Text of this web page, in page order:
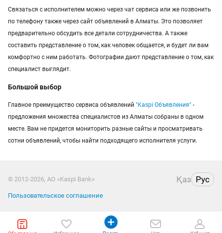
Связаться с исполнителем можно через чат сервиса или же позвонить
по телефону также через сайт объявлений в Алматы. Это позволяет
предварительно обсудить все детали сотрудничества. А также
составить представление о том, как человек общается, и будет ли вам
комфортно с ним работать. Фотографии дают представление о том, как
специалист выглядит.
Большой выбор
Главное преимущество сервиса объявлений "Kaspi Объявления" -
предложения множества специалистов из Алматы собраны в одном
месте. Вам не придется мониторить разные сайты и просматривать
сотни объявлений, чтобы найти подходящего исполнителя услуги.
© 2012-2026, АО «Kaspi Bank» Қаз Рус
Пользовательское соглашение